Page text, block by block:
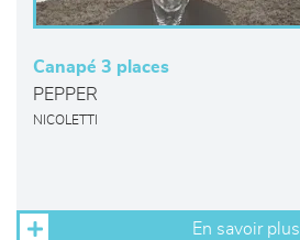
Canapé 3 places
PEPPER
NICOLETTI
En savoir plus